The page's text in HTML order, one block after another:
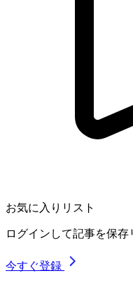
お気に入りリスト
ログインして記事を保存
今すぐ登録